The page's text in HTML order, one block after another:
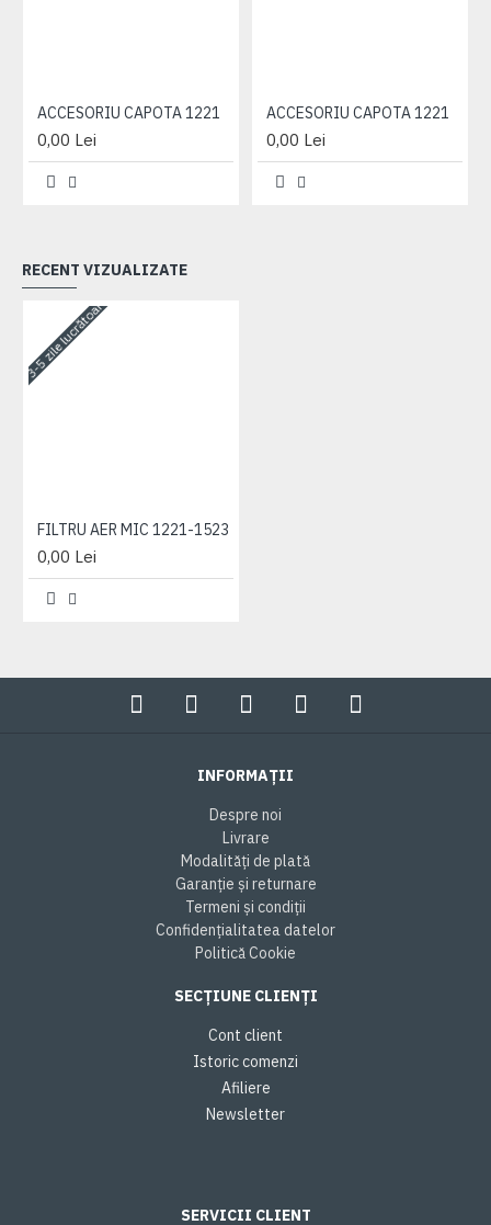
ACCESORIU CAPOTA 1221
0,00 Lei
ACCESORIU CAPOTA 1221
0,00 Lei
RECENT VIZUALIZATE
3-5 zile lucrătoare
FILTRU AER MIC 1221-1523
0,00 Lei
INFORMAȚII
Despre noi
Livrare
Modalități de plată
Garanție și returnare
Termeni și condiții
Confidențialitatea datelor
Politică Cookie
SECȚIUNE CLIENȚI
Cont client
Istoric comenzi
Afiliere
Newsletter
SERVICII CLIENT